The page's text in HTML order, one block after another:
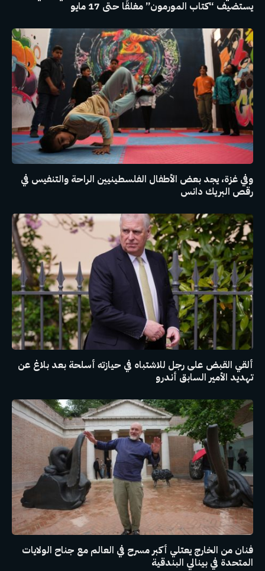
يستضيف “كتاب المورمون” مغلقًا حتى 17 مايو
وفي غزة، يجد بعض الأطفال الفلسطينيين الراحة والتنفيس في
رقص البريك دانس
ألقي القبض على رجل للاشتباه في حيازته أسلحة بعد بلاغ عن
تهديد الأمير السابق أندرو
فنان من الخارج يعتلي أكبر مسرح في العالم مع جناح الولايات
المتحدة في بينالي البندقية